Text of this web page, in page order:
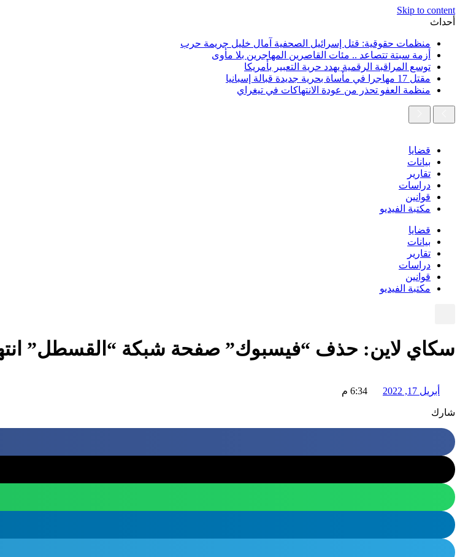
Skip to content
أحداث
منظمات حقوقية: قتل إسرائيل الصحفية آمال خليل جريمة حرب
أزمة سبتة تتصاعد .. مئات القاصرين المهاجرين بلا مأوى
توسع المراقبة الرقمية يهدد حرية التعبير بأمريكا
مقتل 17 مهاجرا في مأساة بحرية جديدة قبالة إسبانيا
منظمة العفو تحذر من عودة الانتهاكات في تيغراي
قضايا
بيانات
تقارير
دراسات
قوانين
مكتبة الفيديو
قضايا
بيانات
تقارير
دراسات
قوانين
مكتبة الفيديو
سكاي لاين: حذف “فيسبوك” صفحة شبكة “القسطل”
أبريل 17, 2022 6:34 م
شارك